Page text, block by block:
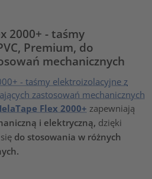
2000+ - taśmy
Premium, do
mechanicznych
Flex 2000+ zapewniają
i elektryczną, dzięki
do stosowania w różnych